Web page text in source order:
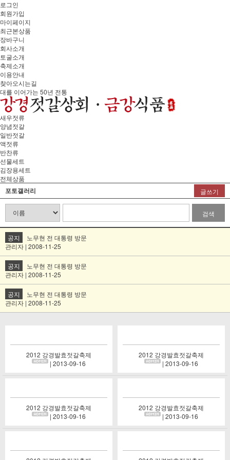
로그인
회원가입
마이페이지
최근본상품
장바구니
회사소개
토굴소개
축제소개
이용안내
찾아오시는길
대를 이어가는 50년 전통
새우젓류
양념젓갈
일반젓갈
액젓류
반찬류
선물세트
김장용세트
전체상품
포토갤러리 글쓰기
검색
공지
노무현 전 대통령 방문
관리자 | 2008-11-25
공지
노무현 전 대통령 방문
관리자 | 2008-11-25
공지
노무현 전 대통령 방문
관리자 | 2008-11-25
2012 강경발효젓갈축제
| 2013-09-16
2012 강경발효젓갈축제
| 2013-09-16
2012 강경발효젓갈축제
| 2013-09-16
2012 강경발효젓갈축제
| 2013-09-16